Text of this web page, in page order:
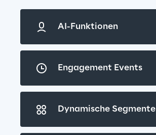
AI-Funktionen
Engagement Events
Dynamische Segmente